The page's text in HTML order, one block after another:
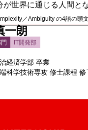
世界に通じる人間と
／Ambiguity の4語の頭
一朗
IT開発部
経済学部 卒業
科学技術専攻 修士課程 修